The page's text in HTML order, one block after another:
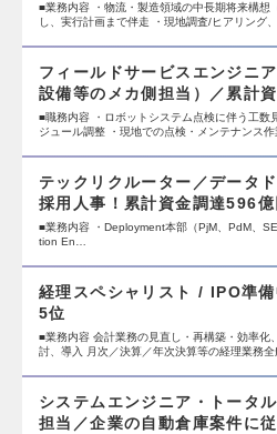
■業務内容 ・物流・製造領域の中長期将来構想
し、実行計画まで伴走 ・現地調査/ヒアリング
フィールドサービスエンジニ
設備等のメカ側担当）／累計
■職務内容 ・ロボットシステム点検に伴う工数
ジュール調整 ・現地での点検・メンテナンス作
テックリクルーター／データ
採用人事！累計資金調達596億
■業務内容 ・Deployment本部（PjM、PdM、
tion En…
経理スペシャリスト / IPO準
5位
■業務内容 会計業務の見直し・再構築・効率化
討、導入 月次／決算／年次決算等の経理業務全
システムエンジニア・トータ
担当／企業の自動倉庫案件に